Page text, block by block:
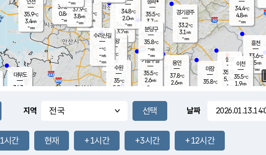
과천
34.7℃
3.2m/s
- mm
-mm
-mm
용인
37.8℃
2.6m/s
경기광주
33.2℃
3.1 m/s
-mm
34.6
℃
대부도
34.3
37.1℃
2.1m/s
-mm
흥천
33.6℃
2.5m/s
-mm
마장
35.8℃
의왕
- ℃
m/s
mm
설봉
35.0
5.9 m/s
- mm
36.7 ℃
2.7 m/s
-mm
37.6℃
0.8m/s
-mm
-mm
37.9℃
3.8m/s
-mm
송파*
35.5℃
3.7m/s
-mm
34.8℃
2.0m/s
-mm
기흥구갈
35.5℃
2.6m/s
-
수리산길
-℃
-m/s
-mm
분당구
35.8℃
-m/s
-mm
-mm
이천
35.5℃
1.9m/s
34.4℃
4.8m/s
-mm
수원
35℃
2.9m/s
인천
35.9℃
3.4m/s
-mm
지역 날짜
시간 현재 +1시간 +3시간 +12시간